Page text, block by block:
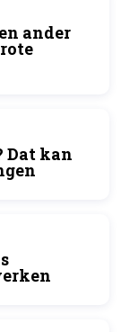
ander
Dat kan